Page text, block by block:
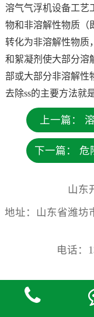
溶气气浮机设备工艺
物和非溶解性物质（
转化为非溶解性物质
和絮凝剂使大部分溶
部或大部分非溶解性
去除ss的主要方法就
上一篇：
下一篇：危
山东
地址：山东省潍坊
电话：